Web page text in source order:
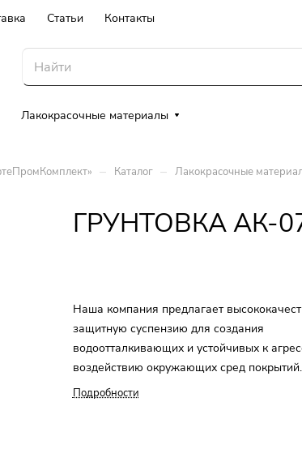
Статьи Контакты
Лакокрасочные материалы
– Каталог – Лакокрасочные
ГРУНТОВКА АК-
Наша компания предлагает
защитную суспензию для создания
водоотталкивающих и устойчивых к
воздействию окружающих сред покрытий.
Подробности